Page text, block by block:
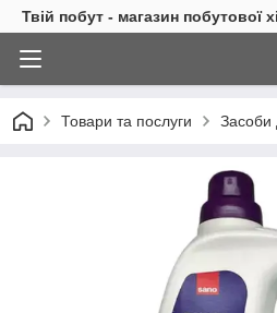
Твій побут - магазин побутової
Товари та послуги Засоби